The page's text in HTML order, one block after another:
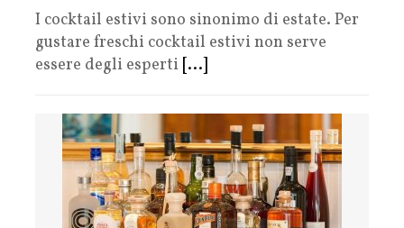
I cocktail estivi sono sinonimo di estate. Per
gustare freschi cocktail estivi non serve
essere degli esperti [...]